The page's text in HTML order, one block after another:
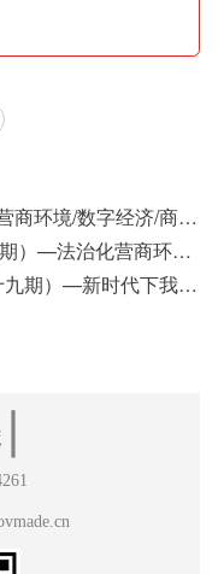
03月14日国脉政务播报（民营企业/营商环境/数字经济/商事制度改革）
国脉智库《营商环境周刊》（第122期）—法治化营商环境视域下我国行政执法公示制度浅析
国脉智库《营商环境周刊》（第六十九期）—新时代下我国营商环境标准体系构建初探